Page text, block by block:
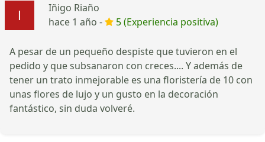
Iñigo Riaño
hace 1 año -
5 (Experiencia positiva)
A pesar de un pequeño despiste que tuvieron en el
pedido y que subsanaron con creces.... Y además de
tener un trato inmejorable es una floristería de 10 con
unas flores de lujo y un gusto en la decoración
fantástico, sin duda volveré.